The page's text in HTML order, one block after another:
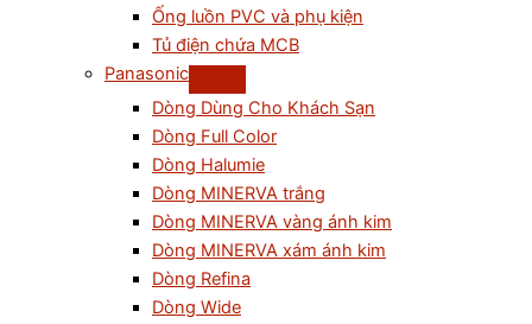
Ống luồn PVC và phụ kiện
Tủ điện chứa MCB
Panasonic
Dòng Dùng Cho Khách Sạn
Dòng Full Color
Dòng Halumie
Dòng MINERVA trắng
Dòng MINERVA vàng ánh kim
Dòng MINERVA xám ánh kim
Dòng Refina
Dòng Wide